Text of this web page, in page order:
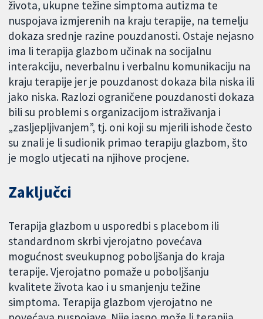
života, ukupne težine simptoma autizma te
nuspojava izmjerenih na kraju terapije, na temelju
dokaza srednje razine pouzdanosti. Ostaje nejasno
ima li terapija glazbom učinak na socijalnu
interakciju, neverbalnu i verbalnu komunikaciju na
kraju terapije jer je pouzdanost dokaza bila niska ili
jako niska. Razlozi ograničene pouzdanosti dokaza
bili su problemi s organizacijom istraživanja i
„zasljepljivanjem”, tj. oni koji su mjerili ishode često
su znali je li sudionik primao terapiju glazbom, što
je moglo utjecati na njihove procjene.
Zaključci
Terapija glazbom u usporedbi s placebom ili
standardnom skrbi vjerojatno povećava
mogućnost sveukupnog poboljšanja do kraja
terapije. Vjerojatno pomaže u poboljšanju
kvalitete života kao i u smanjenju težine
simptoma. Terapija glazbom vjerojatno ne